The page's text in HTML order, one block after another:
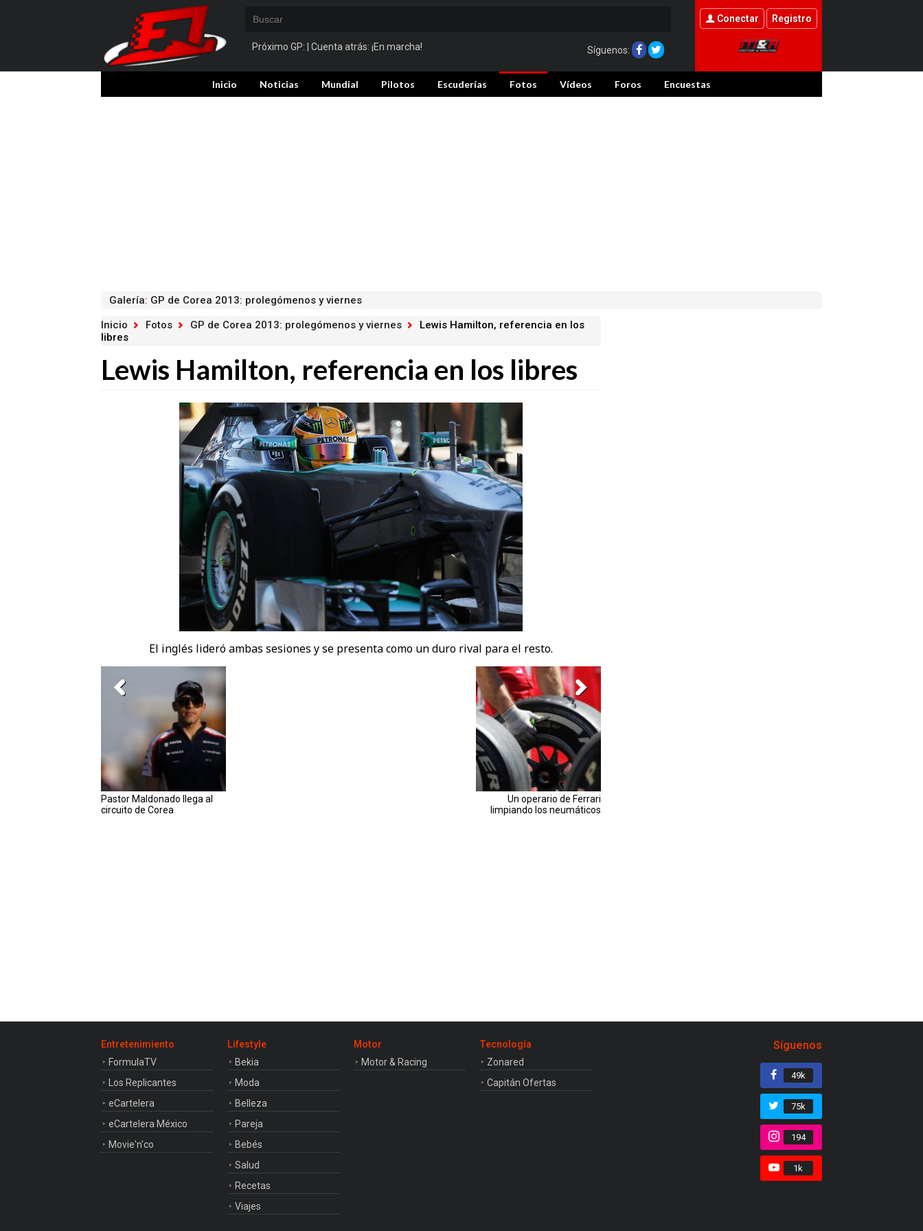
Próximo GP: | Cuenta atrás: ¡En marcha! Síguenos:
Conectar Registro
Inicio Noticias Mundial Pilotos Escuderías Fotos Vídeos Foros Encuestas
Galería: GP de Corea 2013: prolegómenos y viernes
Inicio
Fotos GP de Corea 2013: prolegómenos y viernes
Lewis Hamilton, referencia en los
libres
Lewis Hamilton, referencia en los libres
El inglés lideró ambas sesiones y se presenta como un duro rival para el resto.
Pastor Maldonado llega al
circuito de Corea
Un operario de Ferrari
limpiando los neumáticos
Entretenimiento
FormulaTV
Los Replicantes
eCartelera
eCartelera México
Movie'n'co
Lifestyle
Bekia
Moda
Belleza
Pareja
Bebés
Salud
Recetas
Viajes
Motor
Motor & Racing
Tecnología
Zonared
Capitán Ofertas
Síguenos
49k
75k
194
1k